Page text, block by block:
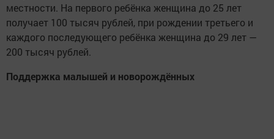
местности. На первого ребёнка женщина до 25 лет
получает 100 тысяч рублей, при рождении третьего и
каждого последующего ребёнка женщина до 29 лет —
200 тысяч рублей.
Поддержка малышей и новорождённых